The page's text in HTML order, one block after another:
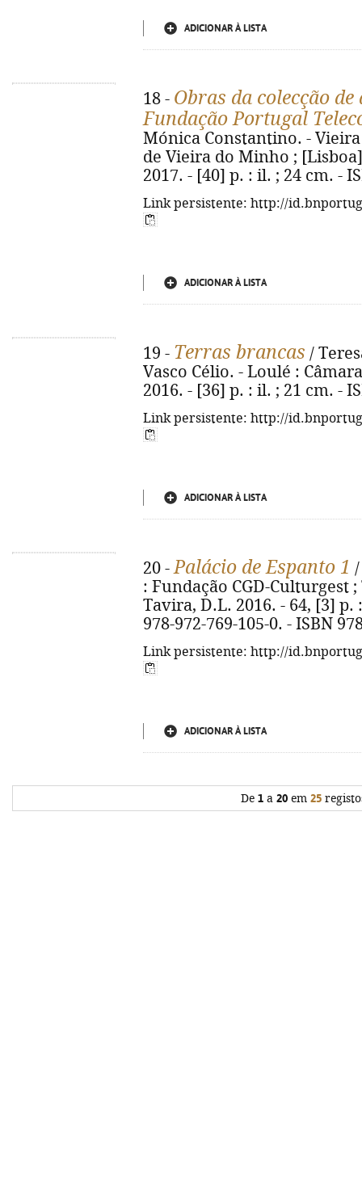
ADICIONAR À LISTA
18 - Obras da colecção
Fundação Portugal
Mónica Constantino. -
de Vieira do Minho ;
2017. - [40] p. : il. ; 24 cm. -
Link persistente: http://
ADICIONAR À LISTA
19 - Terras brancas /
Vasco Célio. - Loulé :
2016. - [36] p. : il. ; 21 cm. -
Link persistente: http://
ADICIONAR À LISTA
20 -Palácio de Espanto 1
: Fundação CGD-Culturgest
Tavira, D.L. 2016. - 64, [3] p.
978-972-769-105-0. - ISBN
Link persistente: http://
ADICIONAR À LISTA
De 1a 20em 25